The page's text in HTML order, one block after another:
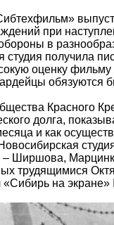
при
в
студия получила
оценку
обязуются
Красного
долга,
и как
– Ширшова,
трудящимися
«Сибирь на